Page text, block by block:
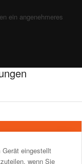
ein angenehmeres
Gerät eingestellt
wenn Sie